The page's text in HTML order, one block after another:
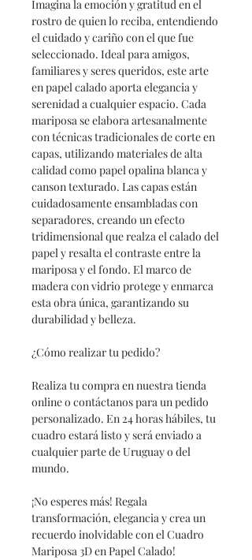
Imagina la emoción y gratitud en el
rostro de quien lo reciba, entendiendo
el cuidado y cariño con el que fue
seleccionado. Ideal para amigos,
familiares y seres queridos, este arte
en papel calado aporta elegancia y
serenidad a cualquier espacio. Cada
mariposa se elabora artesanalmente
con técnicas tradicionales de corte en
capas, utilizando materiales de alta
calidad como papel opalina blanca y
canson texturado. Las capas están
cuidadosamente ensambladas con
separadores, creando un efecto
tridimensional que realza el calado del
papel y resalta el contraste entre la
mariposa y el fondo. El marco de
madera con vidrio protege y enmarca
esta obra única, garantizando su
durabilidad y belleza.
¿Cómo realizar tu pedido?
Realiza tu compra en nuestra tienda
online o contáctanos para un pedido
personalizado. En 24 horas hábiles, tu
cuadro estará listo y será enviado a
cualquier parte de Uruguay o del
mundo.
¡No esperes más! Regala
transformación, elegancia y crea un
recuerdo inolvidable con el Cuadro
Mariposa 3D en Papel Calado!